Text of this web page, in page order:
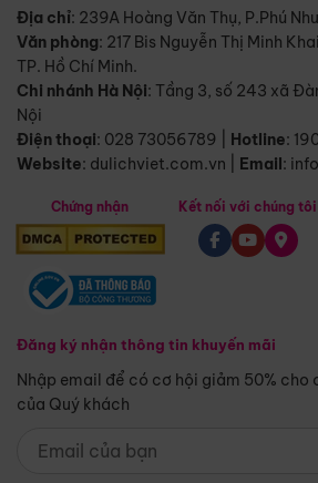
Địa chỉ: 239A Hoàng Văn Thụ, P.Phú
Văn phòng: 217 Bis Nguyễn Thị Minh
TP. Hồ Chí Minh.
Chi nhánh Hà Nội: Tầng 3, số 243 xã
Nội
Điện thoại: 028 73056789 Hotline:
Website: dulichviet.com.vn Email:
Chứng nhận
Đăng ký nhận thông tin khuyến mãi
Nhập email để có cơ hội giảm 50% cho
của Quý khách
Kết nối với chúng tôi